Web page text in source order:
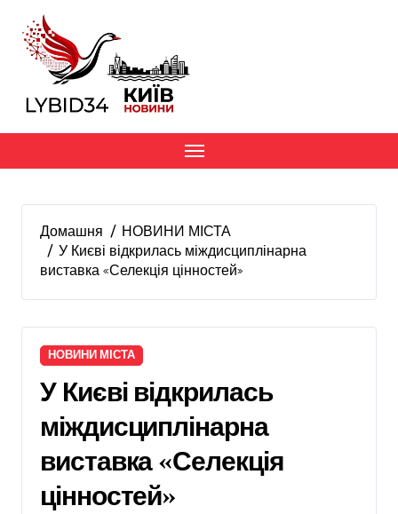
вмісту
Домашня
НОВИНИ МІСТА
У Києві відкрилась міждисциплінарна
виставка «Селекція цінностей»
НОВИНИ МІСТА
У Києві відкрилась
міждисциплінарна
виставка «Селекція
цінностей»